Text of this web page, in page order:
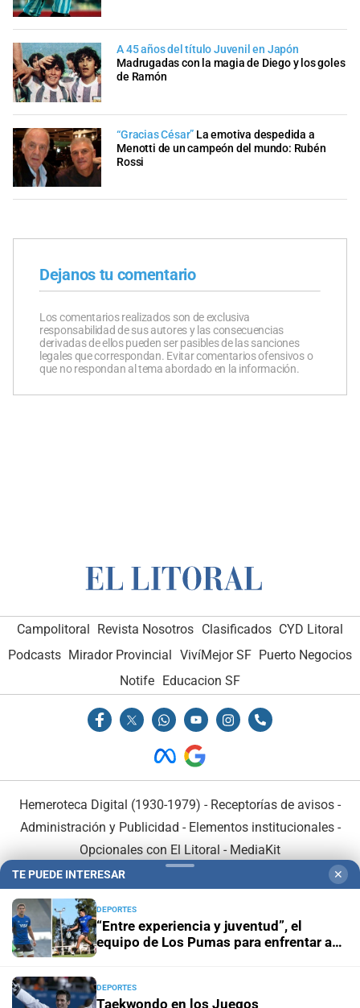
A 45 años del título Juvenil en Japón
Madrugadas con la magia de Diego y los goles
de Ramón
“Gracias César” La emotiva despedida a
Menotti de un campeón del mundo: Rubén
Rossi
Dejanos tu comentario
Los comentarios realizados son de exclusiva
responsabilidad de sus autores y las consecuencias
derivadas de ellos pueden ser pasibles de las sanciones
legales que correspondan. Evitar comentarios ofensivos o
que no respondan al tema abordado en la información.
Campolitoral Revista Nosotros Clasificados CYD Litoral
Podcasts Mirador Provincial VivíMejor SF Puerto Negocios
Notife Educacion SF
Hemeroteca Digital (1930-1979) - Receptorías de avisos -
Administración y Publicidad - Elementos institucionales-
Opcionales con El Litoral - MediaKit
En Asociación con:
TE PUEDE INTERESAR ✕
DEPORTES
“Entre experiencia y juventud”, el
equipo de Los Pumas para enfrentar a
DEPORTES
Taekwondo en los Juegos